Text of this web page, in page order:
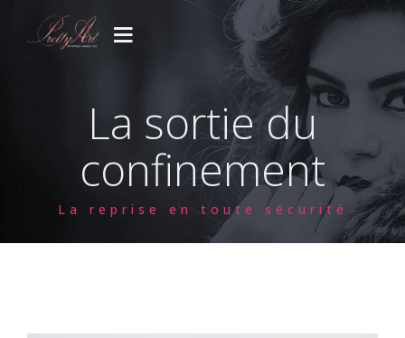
GALERIE
CONTACT
La sortie du
confinement
La reprise en toute sécurité